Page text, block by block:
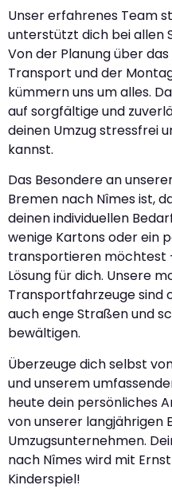
Unser erfahrenes Team
unterstützt dich bei allen
Von der Planung über
Transport und der
kümmern uns um alles.
auf sorgfältige und
deinen Umzug stressfrei
kannst.
Das Besondere an
Bremen nach Nîmes ist,
deinen individuellen
wenige Kartons oder ein
transportieren möchtest
Lösung für dich. Unsere
Transportfahrzeuge sind
auch enge Straßen und
bewältigen.
Überzeuge dich selbst
und unserem
heute dein persönliches
von unserer langjährigen
Umzugsunternehmen.
nach Nîmes wird mit
Kinderspiel!